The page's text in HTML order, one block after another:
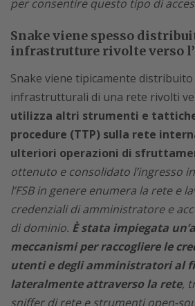
per consentire questo tipo di
Snake viene spesso
infrastrutture rivolte verso
Snake viene tipicamente
infrastrutturali di una rete rivolti
utilizza altri strumenti e
procedure (TTP) sulla rete
ulteriori operazioni di
ottenuto e consolidato l’ingresso
l’FSB in genere enumera la rete e
credenziali di amministratore e
di dominio. È stata impiegata
meccanismi per raccogliere le
utenti e degli amministratori al
lateralmente attraverso la rete,
sniffer di rete e strumenti open-